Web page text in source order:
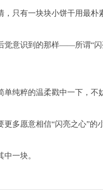
，只有一块块小饼干用最朴
觉意识到的那样——所谓“
单纯粹的温柔戳中一下，不
多愿意相信“闪亮之心”的
一块。